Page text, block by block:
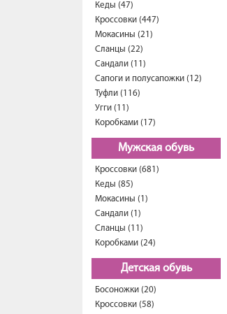
Кеды (47)
Кроссовки (447)
Мокасины (21)
Сланцы (22)
Сандали (11)
Сапоги и полусапожки (12)
Туфли (116)
Угги (11)
Коробками (17)
Мужская обувь
Кроссовки (681)
Кеды (85)
Мокасины (1)
Сандали (1)
Сланцы (11)
Коробками (24)
Детская обувь
Босоножки (20)
Кроссовки (58)